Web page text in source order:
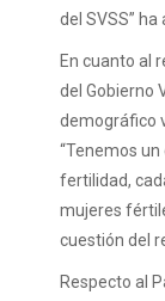
del SVSS”
En cuanto al
del Gobierno
demográfico
“Tenemos
fertilidad,
mujeres
cuestión del
Respecto al